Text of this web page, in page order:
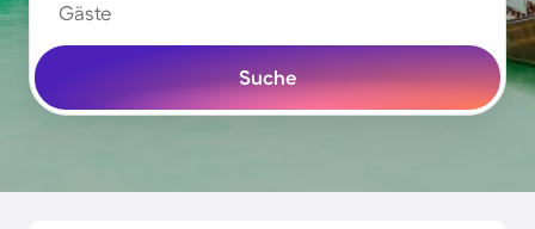
Gäste
Suche